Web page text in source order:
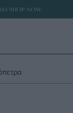
SHOP NOW